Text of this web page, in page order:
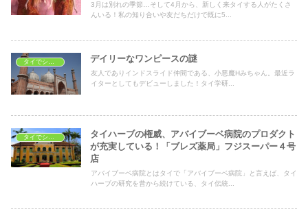
3月は別れの季節…そして4月から、新しく来タイする人がたくさ
んいる！私の知り合いや友だちだけで既に5...
タイでショッピング デイリーなワンピースの謎
友人でありインドスライド仲間である、小悪魔Hみちゃん。最近ラ
イターとしてもデビューしました！タイ学研...
タイハーブの権威、アバイブーベ病院のプロダクト
が充実している！「ブレズ薬局」フジスーパー４号
店
アバイブーベ病院とはタイで「アバイブーベ病院」と言えば、タイ
ハーブの研究を昔から続けている、タイ伝統...